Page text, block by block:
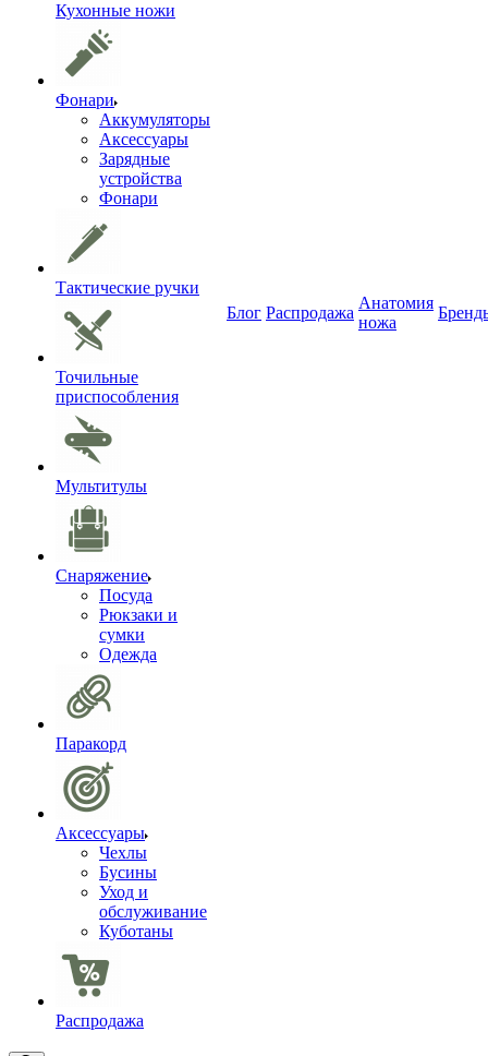
Кухонные ножи
Фонари
Аккумуляторы
Аксессуары
Зарядные
устройства
Фонари
Тактические ручки
Точильные
приспособления
Мультитулы
Снаряжение
Посуда
Рюкзаки и
сумки
Одежда
Паракорд
Аксессуары
Чехлы
Бусины
Уход и
обслуживание
Куботаны
Распродажа
Блог Распродажа
Анатомия
ножа